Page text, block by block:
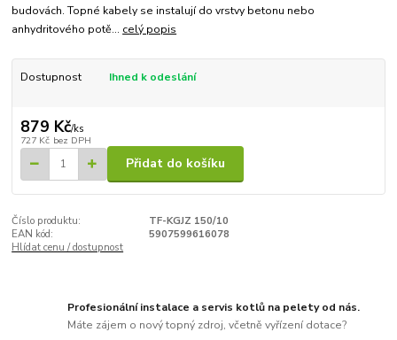
budovách. Topné kabely se instalují do vrstvy betonu nebo
anhydritového potě... celý popis
Dostupnost Ihned k odeslání
879 Kč/ks
727 Kč bez DPH
Přidat do košíku
Číslo produktu:
TF-KGJZ 150/10
EAN kód:
5907599616078
Hlídat cenu / dostupnost
Profesionální instalace a servis kotlů na pelety od nás.
Máte zájem o nový topný zdroj, včetně vyřízení dotace?